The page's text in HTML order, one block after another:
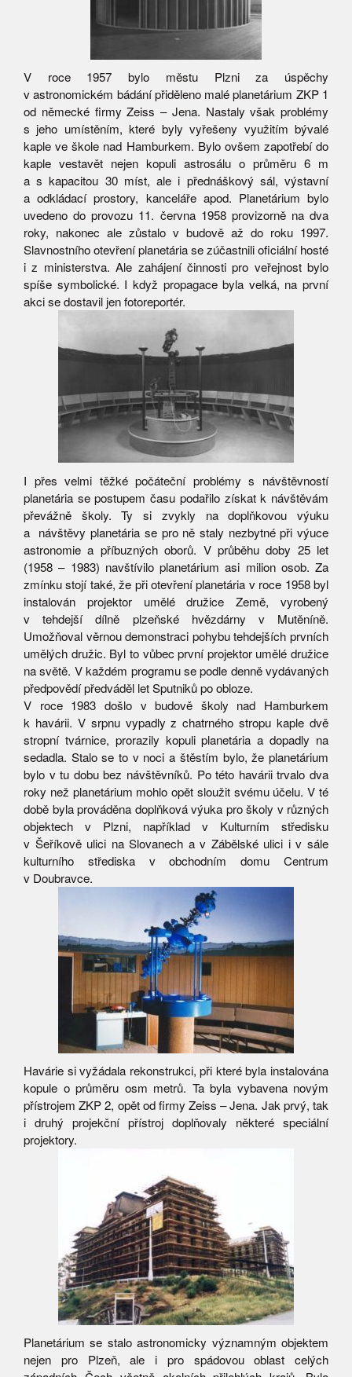
V roce 1957 bylo městu Plzni za úspěchy
v astronomickém bádání přiděleno malé planetárium ZKP 1
od německé firmy Zeiss – Jena. Nastaly však problémy
s jeho umístěním, které byly vyřešeny využitím bývalé
kaple ve škole nad Hamburkem. Bylo ovšem zapotřebí do
kaple vestavět nejen kopuli astrosálu o průměru 6 m
a s kapacitou 30 míst, ale i přednáškový sál, výstavní
a odkládací prostory, kanceláře apod. Planetárium bylo
uvedeno do provozu 11. června 1958 provizorně na dva
roky, nakonec ale zůstalo v budově až do roku 1997.
Slavnostního otevření planetária se zúčastnili oficiální hosté
i z ministerstva. Ale zahájení činnosti pro veřejnost bylo
spíše symbolické. I když propagace byla velká, na první
akci se dostavil jen fotoreportér.
I přes velmi těžké počáteční problémy s návštěvností
planetária se postupem času podařilo získat k návštěvám
převážně školy. Ty si zvykly na doplňkovou výuku
a návštěvy planetária se pro ně staly nezbytné při výuce
astronomie a příbuzných oborů. V průběhu doby 25 let
(1958 – 1983) navštívilo planetárium asi milion osob. Za
zmínku stojí také, že při otevření planetária v roce 1958 byl
instalován projektor umělé družice Země, vyrobený
v tehdejší dílně plzeňské hvězdárny v Mutěníně.
Umožňoval věrnou demonstraci pohybu tehdejších prvních
umělých družic. Byl to vůbec první projektor umělé družice
na světě. V každém programu se podle denně vydávaných
předpovědí předváděl let Sputniků po obloze.
V roce 1983 došlo v budově školy nad Hamburkem
k havárii. V srpnu vypadly z chatrného stropu kaple dvě
stropní tvárnice, prorazily kopuli planetária a dopadly na
sedadla. Stalo se to v noci a štěstím bylo, že planetárium
bylo v tu dobu bez návštěvníků. Po této havárii trvalo dva
roky než planetárium mohlo opět sloužit svému účelu. V té
době byla prováděna doplňková výuka pro školy v různých
objektech v Plzni, například v Kulturním středisku
v Šeříkově ulici na Slovanech a v Zábělské ulici i v sále
kulturního střediska v obchodním domu Centrum
v Doubravce.
Havárie si vyžádala rekonstrukci, při které byla instalována
kopule o průměru osm metrů. Ta byla vybavena novým
přístrojem ZKP 2, opět od firmy Zeiss – Jena. Jak prvý, tak
i druhý projekční přístroj doplňovaly některé speciální
projektory.
Planetárium se stalo astronomicky významným objektem
nejen pro Plzeň, ale i pro spádovou oblast celých